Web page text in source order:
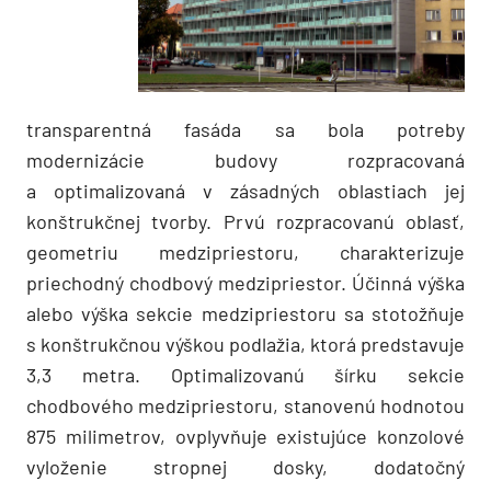
transparentná fasáda sa bola potreby
modernizácie budovy rozpracovaná
a optimalizovaná v zásadných oblastiach jej
konštrukčnej tvorby. Prvú rozpracovanú oblasť,
geometriu medzipriestoru, charakterizuje
priechodný chodbový medzipriestor. Účinná výška
alebo výška sekcie medzipriestoru sa stotožňuje
s konštrukčnou výškou podlažia, ktorá predstavuje
3,3 metra. Optimalizovanú šírku sekcie
chodbového medzipriestoru, stanovenú hodnotou
875 milimetrov, ovplyvňuje existujúce konzolové
vyloženie stropnej dosky, dodatočný